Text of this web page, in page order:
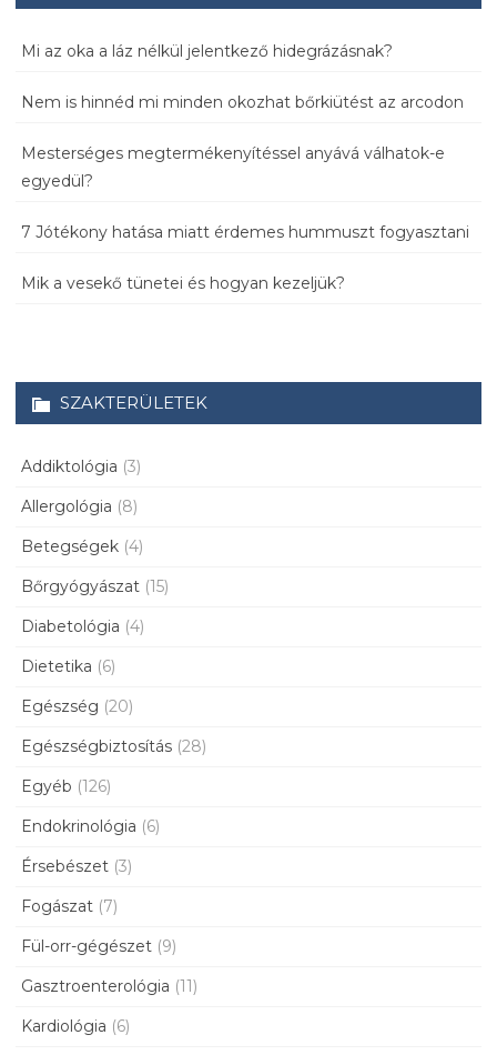
Mi az oka a láz nélkül jelentkező hidegrázásnak?
Nem is hinnéd mi minden okozhat bőrkiütést az arcodon
Mesterséges megtermékenyítéssel anyává válhatok-e
egyedül?
7 Jótékony hatása miatt érdemes hummuszt fogyasztani
Mik a vesekő tünetei és hogyan kezeljük?
SZAKTERÜLETEK
Addiktológia (3)
Allergológia (8)
Betegségek (4)
Bőrgyógyászat (15)
Diabetológia (4)
Dietetika (6)
Egészség (20)
Egészségbiztosítás (28)
Egyéb (126)
Endokrinológia (6)
Érsebészet (3)
Fogászat (7)
Fül-orr-gégészet (9)
Gasztroenterológia (11)
Kardiológia (6)